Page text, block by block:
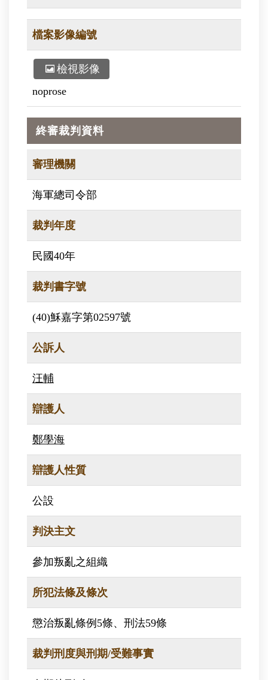
檔案影像編號
檢視影像
noprose
終審裁判資料
審理機關
海軍總司令部
裁判年度
民國40年
裁判書字號
(40)穌嘉字第02597號
公訴人
汪輔
辯護人
鄭學海
辯護人性質
公設
判決主文
參加叛亂之組織
所犯法條及條次
懲治叛亂條例5條、刑法59條
裁判刑度與刑期/受難事實